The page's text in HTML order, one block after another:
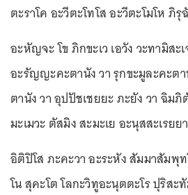
ตะราโค อะวีตะโทโส อะวีตะโมโห ภิ
อะหัญจะ โข ภิกขะเว เอวัง วะทามิสะ
อะรัญญะคะตานัง วา รุกขะมูละคะต
ตานัง วา อุปปัชเชยยะ ภะยัง วา ฉิมภิ
มะเมวะ ตัสมิง สะมะเย อะนุสสะเรยย
อิติปิโส ภะคะวา อะระหัง สัมมาสัมพุ
โน สุคะโต โลกะวิทูอะนุตตะโร ปุริสะ